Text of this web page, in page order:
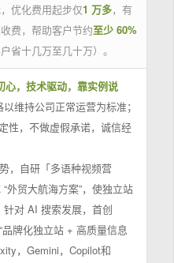
优化费用起步仅1 万多，有
费，帮助客户节约至少 60%
省十几万至几十万）。
心，技术驱动，靠实例说
维持公司正常运营为标准；
性，不做虚假承诺，诚信经
，自研「多语种视频营
外贸大航海方案”，使独立站
针对 AI 搜索发展，首创
牌化独立站 + 高质量信息
，Gemini，Copilot和